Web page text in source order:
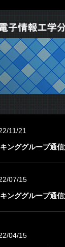
11/21
ンググループ通
07/15
ンググループ通
04/15